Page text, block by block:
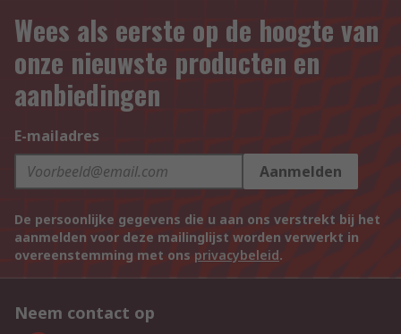
Wees als eerste op de hoogte van
onze nieuwste producten en
aanbiedingen
E-mailadres
Aanmelden
De persoonlijke gegevens die u aan ons verstrekt bij het
aanmelden voor deze mailinglijst worden verwerkt in
overeenstemming met ons privacybeleid.
Neem contact op